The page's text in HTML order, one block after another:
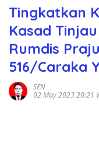
Tingkatkan
Kasad
Rumdis
516/Caraka
SEN
02 May 2023 20:21